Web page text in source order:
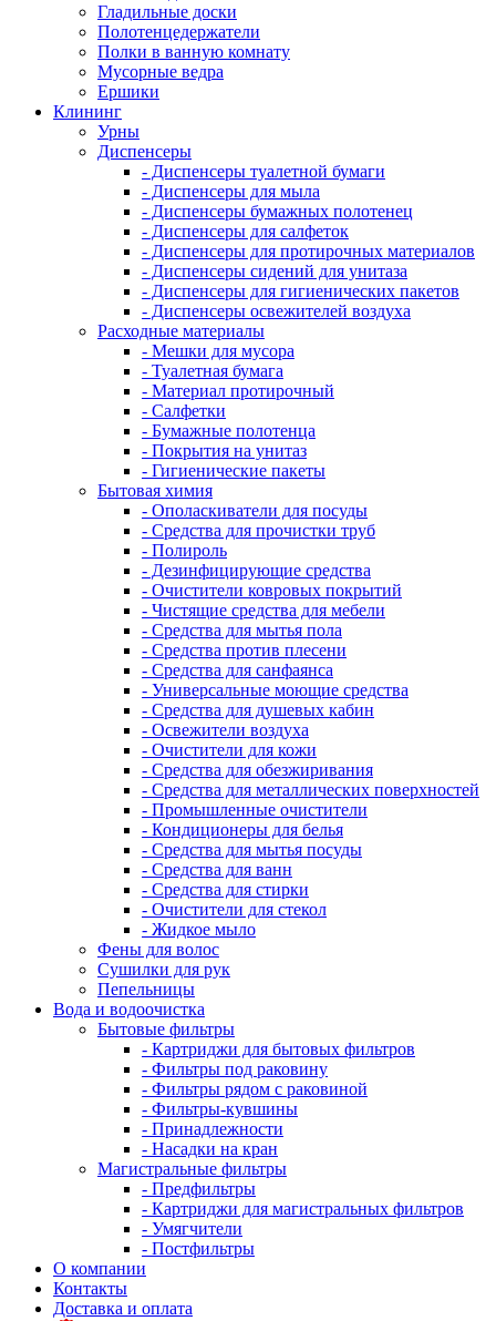
Гладильные доски
Полотенцедержатели
Полки в ванную комнату
Мусорные ведра
Ершики
Клининг
Урны
Диспенсеры
- Диспенсеры туалетной бумаги
- Диспенсеры для мыла
- Диспенсеры бумажных полотенец
- Диспенсеры для салфеток
- Диспенсеры для протирочных материалов
- Диспенсеры сидений для унитаза
- Диспенсеры для гигиенических пакетов
- Диспенсеры освежителей воздуха
Расходные материалы
- Мешки для мусора
- Туалетная бумага
- Материал протирочный
- Салфетки
- Бумажные полотенца
- Покрытия на унитаз
- Гигиенические пакеты
Бытовая химия
- Ополаскиватели для посуды
- Средства для прочистки труб
- Полироль
- Дезинфицирующие средства
- Очистители ковровых покрытий
- Чистящие средства для мебели
- Средства для мытья пола
- Средства против плесени
- Средства для санфаянса
- Универсальные моющие средства
- Средства для душевых кабин
- Освежители воздуха
- Очистители для кожи
- Средства для обезжиривания
- Средства для металлических поверхностей
- Промышленные очистители
- Кондиционеры для белья
- Средства для мытья посуды
- Средства для ванн
- Средства для стирки
- Очистители для стекол
- Жидкое мыло
Фены для волос
Сушилки для рук
Пепельницы
Вода и водоочистка
Бытовые фильтры
- Картриджи для бытовых фильтров
- Фильтры под раковину
- Фильтры рядом с раковиной
- Фильтры-кувшины
- Принадлежности
- Насадки на кран
Магистральные фильтры
- Предфильтры
- Картриджи для магистральных фильтров
- Умягчители
- Постфильтры
О компании
Контакты
Доставка и оплата